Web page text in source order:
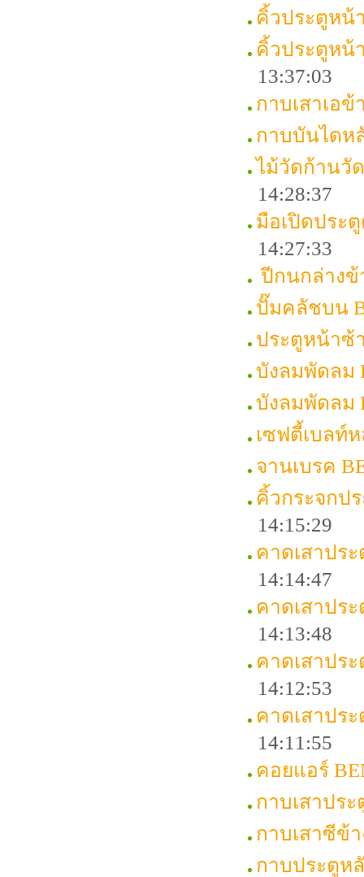
คิ้วประตูหน้
คิ้วประตูหน้
13:37:03
กาบเสาเอข้
กาบบันไดห
ไม้วัดก้านวัด
14:28:37
มือเปิดประ
14:27:33
ปีกนกล่างข้
ปั๊มคลัชบน
ประตูหน้าซ้
บังลมพัดลม
บังลมพัดลม
เซฟตี้เบลท์
จานเบรค
คิ้วกระจกป
14:15:29
คาดเสาปร
14:14:47
คาดเสาปร
14:13:48
คาดเสาปร
14:12:53
คาดเสาปร
14:11:55
คอยแอร์
กาบเสาปร
กาบเสาซีข้
กาบประตูห